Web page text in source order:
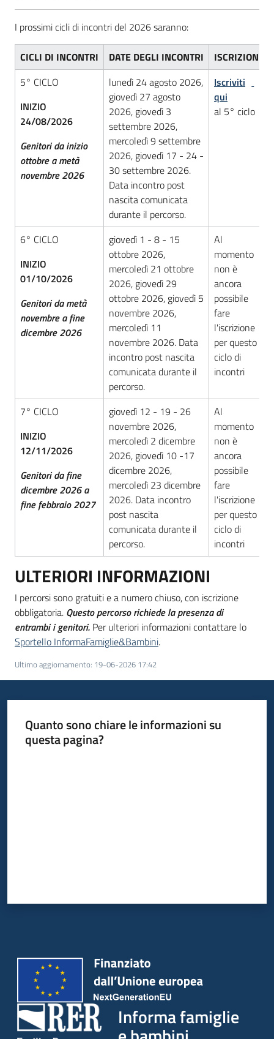
I prossimi cicli di incontri del 2026 saranno:
CICLI DI INCONTRI DATE DEGLI INCONTRI
ISCRIZIONE
5° CICLO
INIZIO
24/08/2026
Genitori da inizio
ottobre a metà
novembre 2026
lunedì 24 agosto 2026,
giovedì 27 agosto
2026, giovedì 3
settembre 2026,
mercoledì 9 settembre
2026, giovedì 17 - 24 -
30 settembre 2026.
Data incontro post
nascita comunicata
durante il percorso.
Iscriviti
qui
al 5° ciclo
6° CICLO
INIZIO
01/10/2026
Genitori da metà
novembre a fine
dicembre 2026
giovedì 1 - 8 - 15
ottobre 2026,
mercoledì 21 ottobre
2026, giovedì 29
ottobre 2026, giovedì 5
novembre 2026,
mercoledì 11
novembre 2026. Data
incontro post nascita
comunicata durante il
percorso.
Al
momento
non è
ancora
possibile
fare
l'iscrizione
per questo
ciclo di
incontri
7° CICLO
INIZIO
12/11/2026
Genitori da fine
dicembre 2026 a
fine febbraio 2027
giovedì 12 - 19 - 26
novembre 2026,
mercoledì 2 dicembre
2026, giovedì 10 -17
dicembre 2026,
mercoledì 23 dicembre
2026. Data incontro
post nascita
comunicata durante il
percorso.
Al
momento
non è
ancora
possibile
fare
l'iscrizione
per questo
ciclo di
incontri
ULTERIORI INFORMAZIONI
I percorsi sono gratuiti e a numero chiuso, con iscrizione
obbligatoria. Questo percorso richiede la presenza di
entrambi i genitori. Per ulteriori informazioni contattare lo
Sportello InformaFamiglie&Bambini.
Ultimo aggiornamento: 19-06-2026 17:42
Quanto sono chiare le informazioni su
questa pagina?
Informa famiglie